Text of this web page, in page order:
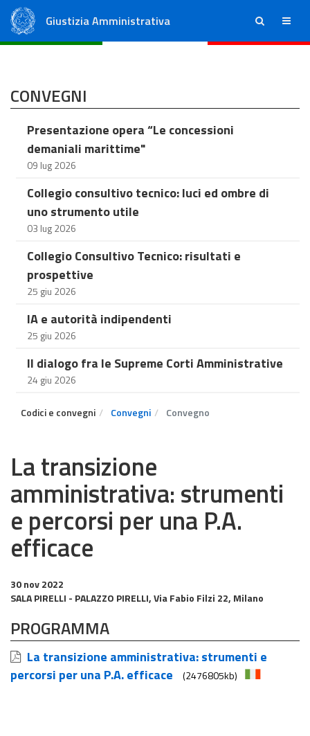
Giustizia Amministrativa ricerca menu
CONVEGNI
Presentazione opera “Le concessioni
demaniali marittime"
09 lug 2026
Collegio consultivo tecnico: luci ed ombre di
uno strumento utile
03 lug 2026
Collegio Consultivo Tecnico: risultati e
prospettive
25 giu 2026
IA e autorità indipendenti
25 giu 2026
Il dialogo fra le Supreme Corti Amministrative
24 giu 2026
Codici e convegni Convegni Convegno
La transizione
amministrativa: strumenti
e percorsi per una P.A.
efficace
30 nov 2022
SALA PIRELLI - PALAZZO PIRELLI, Via Fabio Filzi 22, Milano
PROGRAMMA
La transizione amministrativa: strumenti e
percorsi per una P.A. efficace
(2476805kb)